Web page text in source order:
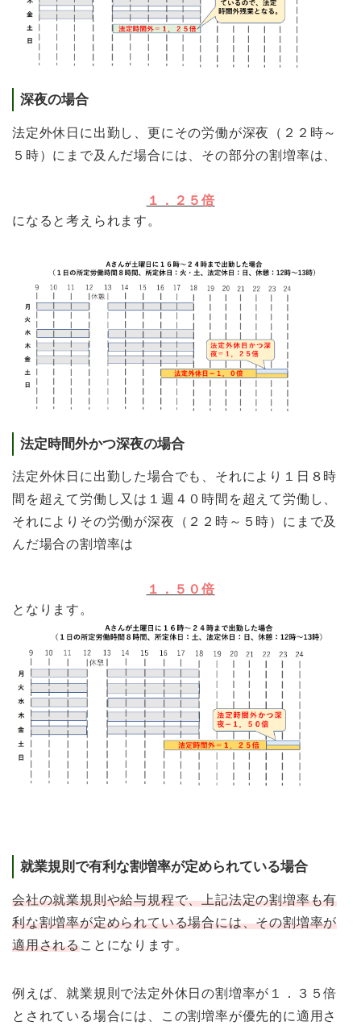
深夜の場合
法定外休日に出勤し、更にその労働が深夜（２２時～
５時）にまで及んだ場合には、その部分の割増率は、
１．２５倍
になると考えられます。
法定時間外かつ深夜の場合
法定外休日に出勤した場合でも、それにより１日８時
間を超えて労働し又は１週４０時間を超えて労働し、
それによりその労働が深夜（２２時～５時）にまで及
んだ場合の割増率は
１．５０倍
となります。
就業規則で有利な割増率が定められている場合
会社の就業規則や給与規程で、上記法定の割増率も有
利な割増率が定められている場合には、その割増率が
適用されることになります。
例えば、就業規則で法定外休日の割増率が１．３５倍
とされている場合には、この割増率が優先的に適用さ